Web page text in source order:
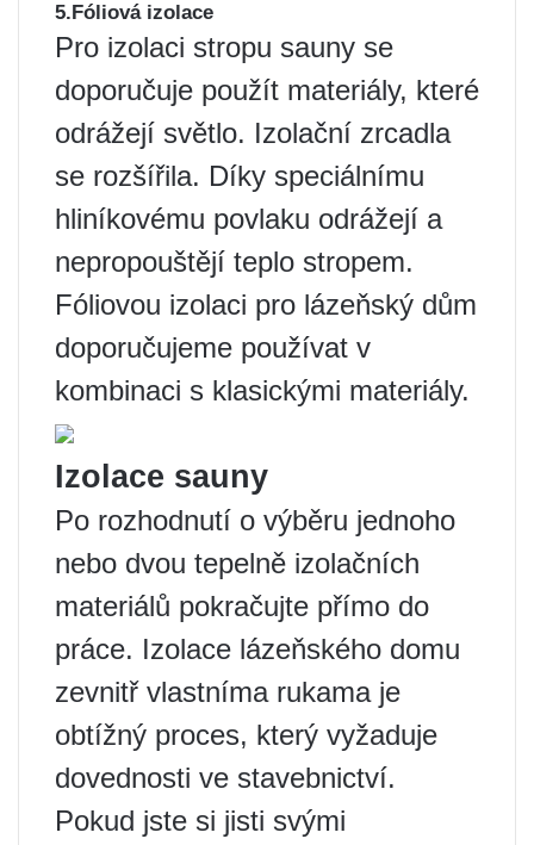
5.Fóliová izolace
Pro izolaci stropu sauny se
doporučuje použít materiály, které
odrážejí světlo. Izolační zrcadla
se rozšířila. Díky speciálnímu
hliníkovému povlaku odrážejí a
nepropouštějí teplo stropem.
Fóliovou izolaci pro lázeňský dům
doporučujeme používat v
kombinaci s klasickými materiály.
Izolace sauny
Po rozhodnutí o výběru jednoho
nebo dvou tepelně izolačních
materiálů pokračujte přímo do
práce. Izolace lázeňského domu
zevnitř vlastníma rukama je
obtížný proces, který vyžaduje
dovednosti ve stavebnictví.
Pokud jste si jisti svými